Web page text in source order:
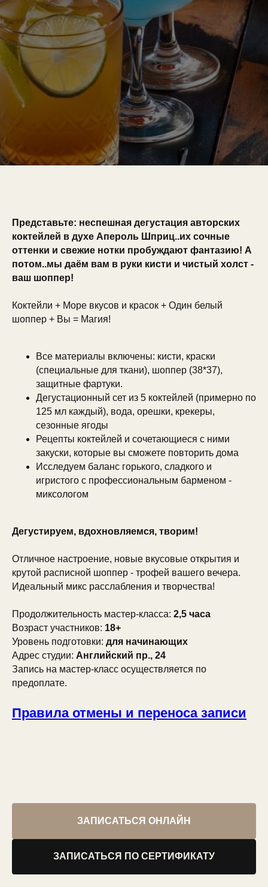
Представьте: неспешная дегустация авторских
коктейлей в духе Апероль Шприц..их сочные
оттенки и свежие нотки пробуждают фантазию! А
потом..мы даём вам в руки кисти и чистый холст -
ваш шоппер!
Коктейли + Море вкусов и красок + Один белый
шоппер + Вы = Магия!
Все материалы включены: кисти, краски
(специальные для ткани), шоппер (38*37),
защитные фартуки.
Дегустационный сет из 5 коктейлей (примерно по
125 мл каждый), вода, орешки, крекеры,
сезонные ягоды
Рецепты коктейлей и сочетающиеся с ними
закуски, которые вы сможете повторить дома
Исследуем баланс горького, сладкого и
игристого с профессиональным барменом -
миксологом
Дегустируем, вдохновляемся, творим!
Отличное настроение, новые вкусовые открытия и
крутой расписной шоппер - трофей вашего вечера.
Идеальный микс расслабления и творчества!
Продолжительность мастер-класса: 2,5 часа
Возраст участников: 18+
Уровень подготовки: для начинающих
Адрес студии: Английский пр., 24
Запись на мастер-класс осуществляется по
предоплате.
Правила отмены и переноса записи
ЗАПИСАТЬСЯ ОНЛАЙН
ЗАПИСАТЬСЯ ПО СЕРТИФИКАТУ